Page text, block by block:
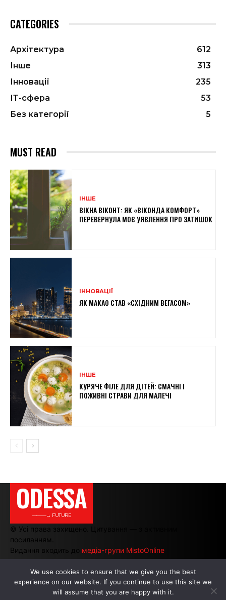
CATEGORIES
Архітектура
612
Інше
313
Інновації
235
ІТ-сфера
53
Без категорії
5
MUST READ
ІНШЕ
ВІКНА ВІКОНТ: ЯК «ВІКОНДА КОМФОРТ»
ПЕРЕВЕРНУЛА МОЄ УЯВЛЕННЯ ПРО ЗАТИШОК
ІННОВАЦІЇ
ЯК МАКАО СТАВ «СХІДНИМ ВЕГАСОМ»
ІНШЕ
КУРЯЧЕ ФІЛЕ ДЛЯ ДІТЕЙ: СМАЧНІ І
ПОЖИВНІ СТРАВИ ДЛЯ МАЛЕЧІ
ODESSA
———→ FUTURE
© Усі права захищено. Цитування — з активним
посиланням.
Видання входить до медіа-групи MistoOnline
АВТОРИ | РЕКЛАМА НА САЙТІ
We use cookies to ensure that we give you the best
experience on our website. If you continue to use this site we
will assume that you are happy with it.